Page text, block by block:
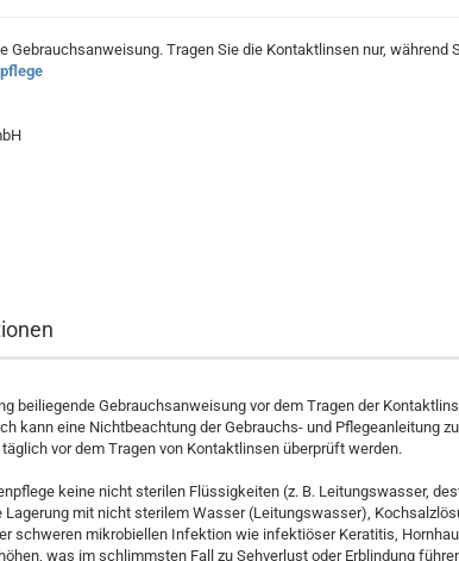
Gebrauchsanweisung. Tragen Sie die Kontaktlinsen nur, während
beiliegende Gebrauchsanweisung vor dem Tragen der
kann eine Nichtbeachtung der Gebrauchs- und Pflegeanleitung
vor dem Tragen von Kontaktlinsen überprüft werden.
keine nicht sterilen Flüssigkeiten (z. B. Leitungswasser,
Lagerung mit nicht sterilem Wasser (Leitungswasser),
schweren mikrobiellen Infektion wie infektiöser Keratitis,
was im schlimmsten Fall zu Sehverlust oder Erblindung